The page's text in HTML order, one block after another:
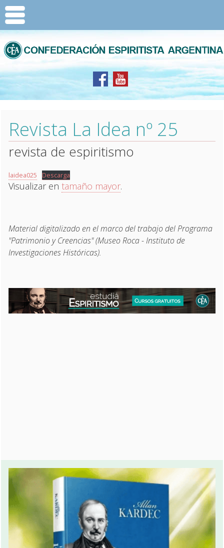
Revista La Idea nº 25
revista de espiritismo
laidea025 Descarga
Visualizar entamaño mayor.
Material digitalizado en el marco del trabajo del Programa
"Patrimonio y Creencias" (Museo Roca - Instituto de
Investigaciones Históricas).